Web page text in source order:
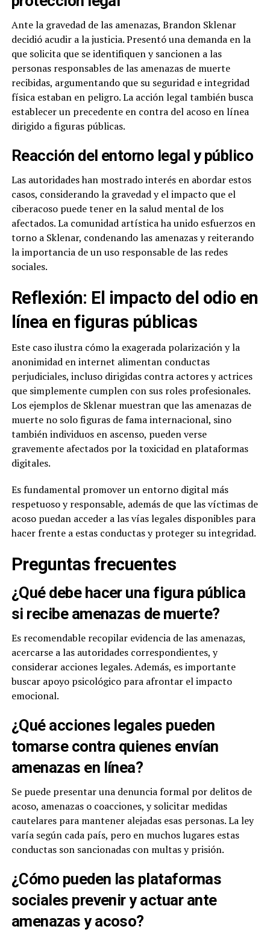
Ante la gravedad de las amenazas, Brandon Sklenar
decidió acudir a la justicia. Presentó una demanda en la
que solicita que se identifiquen y sancionen a las
personas responsables de las amenazas de muerte
recibidas, argumentando que su seguridad e integridad
física estaban en peligro. La acción legal también busca
establecer un precedente en contra del acoso en línea
dirigido a figuras públicas.
Reacción del entorno legal y público
Las autoridades han mostrado interés en abordar estos
casos, considerando la gravedad y el impacto que el
ciberacoso puede tener en la salud mental de los
afectados. La comunidad artística ha unido esfuerzos en
torno a Sklenar, condenando las amenazas y reiterando
la importancia de un uso responsable de las redes
sociales.
Reflexión: El impacto del odio en
línea en figuras públicas
Este caso ilustra cómo la exagerada polarización y la
anonimidad en internet alimentan conductas
perjudiciales, incluso dirigidas contra actores y actrices
que simplemente cumplen con sus roles profesionales.
Los ejemplos de Sklenar muestran que las amenazas de
muerte no solo figuras de fama internacional, sino
también individuos en ascenso, pueden verse
gravemente afectados por la toxicidad en plataformas
digitales.
Es fundamental promover un entorno digital más
respetuoso y responsable, además de que las víctimas de
acoso puedan acceder a las vías legales disponibles para
hacer frente a estas conductas y proteger su integridad.
Preguntas frecuentes
¿Qué debe hacer una figura pública
si recibe amenazas de muerte?
Es recomendable recopilar evidencia de las amenazas,
acercarse a las autoridades correspondientes, y
considerar acciones legales. Además, es importante
buscar apoyo psicológico para afrontar el impacto
emocional.
¿Qué acciones legales pueden
tomarse contra quienes envían
amenazas en línea?
Se puede presentar una denuncia formal por delitos de
acoso, amenazas o coacciones, y solicitar medidas
cautelares para mantener alejadas esas personas. La ley
varía según cada país, pero en muchos lugares estas
conductas son sancionadas con multas y prisión.
¿Cómo pueden las plataformas
sociales prevenir y actuar ante
amenazas y acoso?